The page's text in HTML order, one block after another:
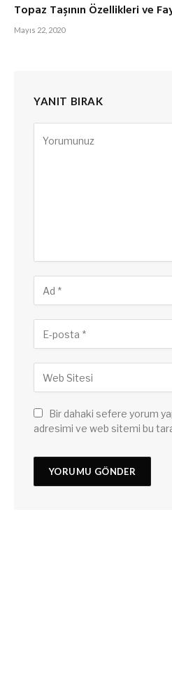
Topaz Taşının Özellikleri ve
Mayıs 22, 2020
YANIT BIRAK
Bir dahaki sefere yorum
adresimi ve web sitemi bu